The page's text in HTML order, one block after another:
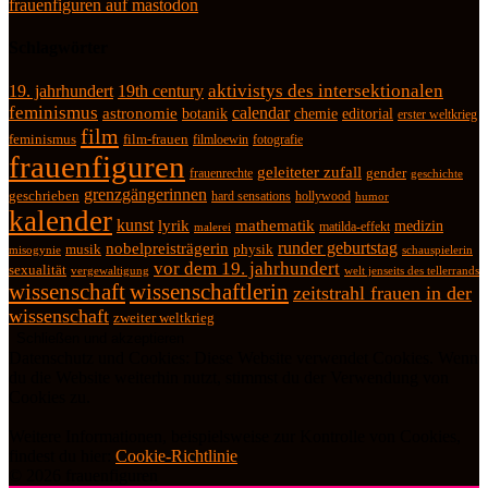
frauenfiguren auf mastodon
19. jahrhundert 19th century aktivistys des intersektionalen
feminismus astronomie botanik calendar chemie editorial erster weltkrieg
feminismus film film-frauen filmloewin fotografie
frauenfiguren frauenrechte geleiteter zufall gender geschichte
geschrieben grenzgängerinnen hard sensations hollywood humor
kalender kunst lyrik malerei mathematik matilda-effekt medizin
misogynie musik nobelpreisträgerin physik runder geburtstag schauspielerin
sexualität vergewaltigung vor dem 19. jahrhundert welt jenseits des tellerrands
wissenschaftwissenschaftlerin zeitstrahl frauen in der
wissenschaft zweiter weltkrieg
Cookie-Richtlinie